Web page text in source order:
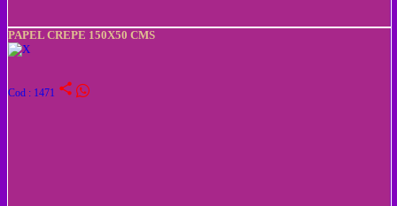
PAPEL CREPE 150X50 CMS
Cod : 1471 share